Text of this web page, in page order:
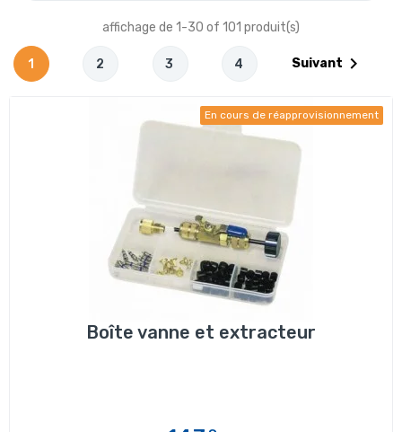
affichage de 1-30 of 101 produit(s)
1 2 3 4 Suivant 
En cours de réapprovisionnement
Boîte vanne et extracteur